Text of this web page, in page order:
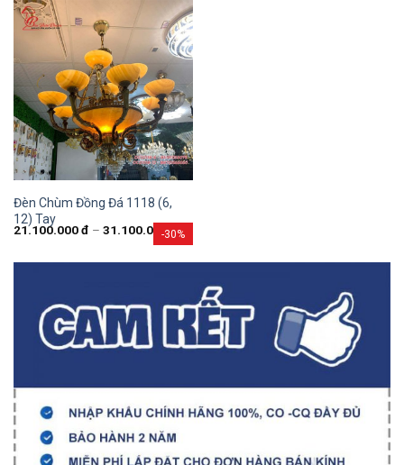
-30%
Đèn Chùm Đồng Đá 1118 (6,
12) Tay
21.100.000đ – 31.100.000đ